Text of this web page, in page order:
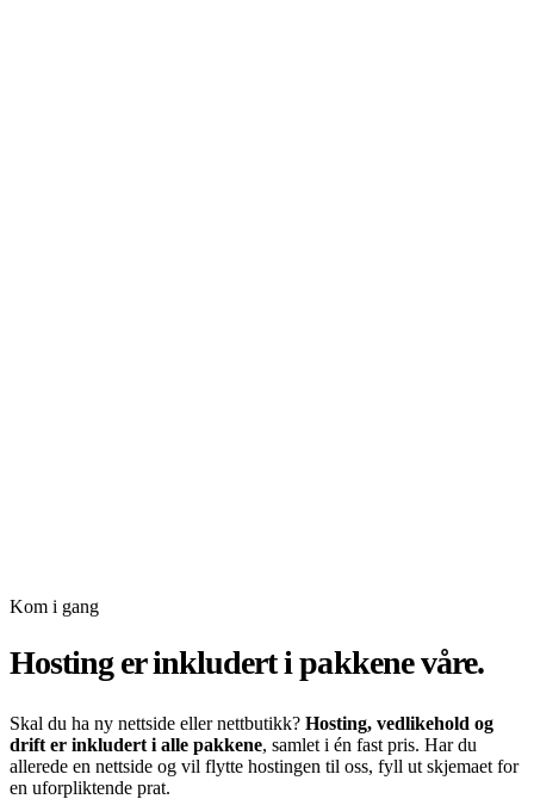
Kom i gang
Hosting er inkludert ipakkene våre.
Skal du ha ny nettside eller nettbutikk? Hosting, vedlikehold og
drift er inkludert i alle pakkene, samlet i én fast pris. Har du
allerede en nettside og vil flytte hostingen til oss, fyll ut skjemaet for
en uforpliktende prat.